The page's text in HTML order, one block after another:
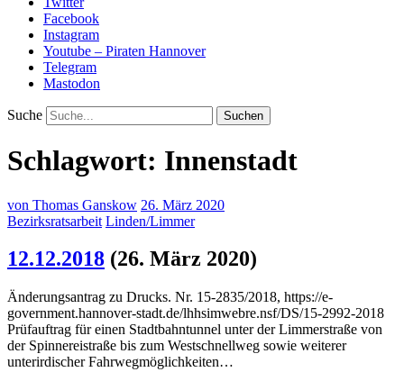
Facebook
Instagram
Youtube – Piraten Hannover
Telegram
Mastodon
Suche
Schlagwort: Innenstadt
von Thomas Ganskow 26. März 2020
Bezirksratsarbeit Linden/Limmer
12.12.2018 (26. März 2020)
Änderungsantrag zu Drucks. Nr. 15-2835/2018, https://e-
government.hannover-stadt.de/lhhsimwebre.nsf/DS/15-2992-2018
Prüfauftrag für einen Stadtbahntunnel unter der Limmerstraße von
der Spinnereistraße bis zum Westschnellweg sowie weiterer
unterirdischer Fahrwegmöglichkeiten…